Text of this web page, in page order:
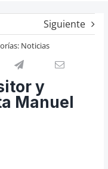
Siguiente
Noticias
y
Manuel